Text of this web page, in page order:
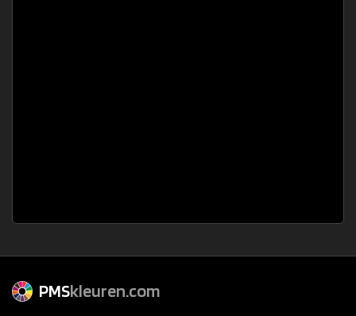
PMSkleuren.com